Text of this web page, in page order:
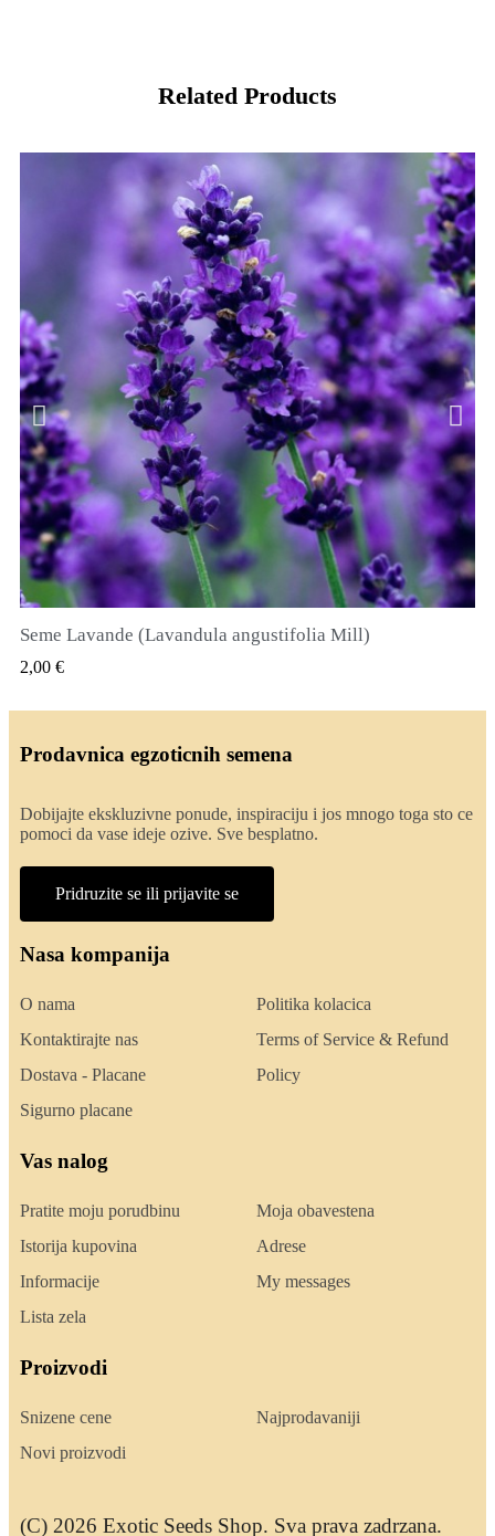
Related Products
QUICK VIEW
Seme Lavande (Lavandula angustifolia Mill)
2,00 €
Prodavnica egzoticnih semena
Dobijajte ekskluzivne ponude, inspiraciju i jos mnogo toga sto ce
pomoci da vase ideje ozive. Sve besplatno.
Pridruzite se ili prijavite se
Nasa kompanija
O nama
Kontaktirajte nas
Dostava - Placane
Sigurno placane
Politika kolacica
Terms of Service & Refund
Policy
Vas nalog
Pratite moju porudbinu
Istorija kupovina
Informacije
Lista zela
Moja obavestena
Adrese
My messages
Proizvodi
Snizene cene
Novi proizvodi
Najprodavaniji
(C) 2026 Exotic Seeds Shop. Sva prava zadrzana.